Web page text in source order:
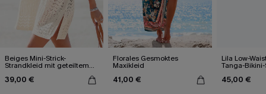
Beiges Mini-Strick-
Strandkleid mit geteiltem
39,00 €
Florales Gesmoktes
Maxikleid
41,00 €
Lila Low-
Tanga-
45,00 €